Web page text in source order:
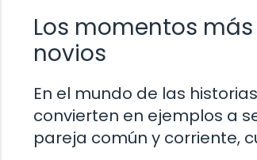
Los momentos
novios
En el mundo de las
convierten en ejemplos a
pareja común y corriente,